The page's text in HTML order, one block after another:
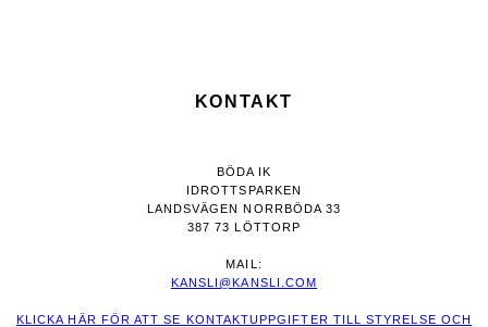
KONTAKT
BÖDA IK
IDROTTSPARKEN
LANDSVÄGEN NORRBÖDA 33
387 73 LÖTTORP
MAIL:
KANSLI@KANSLI.COM
KLICKA HÄR FÖR ATT SE KONTAKTUPPGIFTER TILL STYRELSE OCH